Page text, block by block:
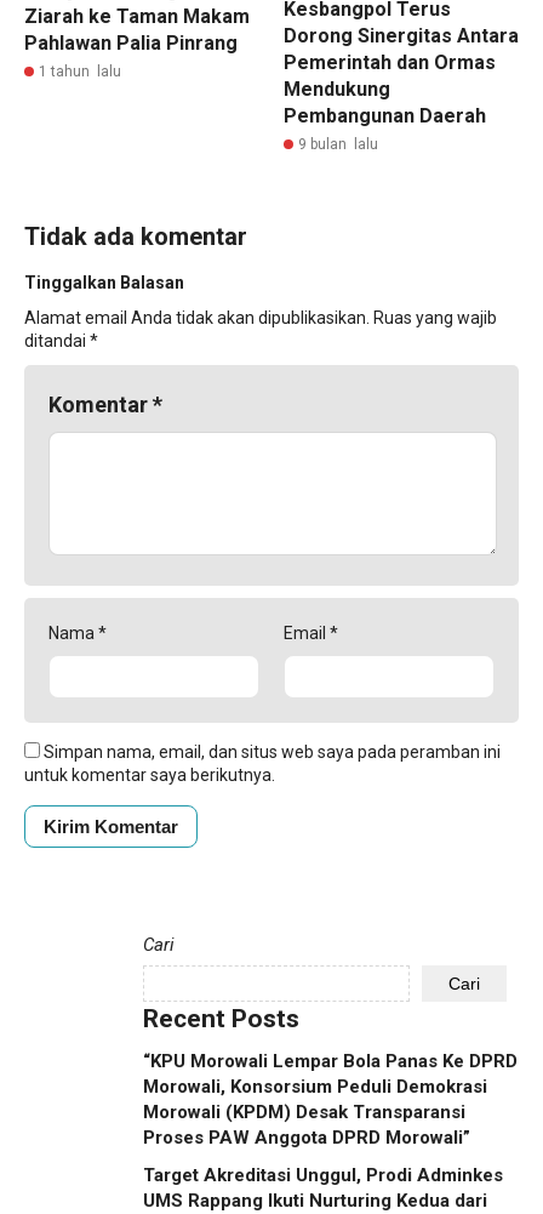
Ziarah ke Taman Makam
Pahlawan Palia Pinrang
1 tahun lalu
Kesbangpol Terus
Dorong Sinergitas Antara
Pemerintah dan Ormas
Mendukung
Pembangunan Daerah
9 bulan lalu
Tidak ada komentar
Tinggalkan Balasan
Alamat email Anda tidak akan dipublikasikan. Ruas yang wajib
ditandai *
Komentar*
Nama* Email *
Simpan nama, email, dan situs web saya pada peramban ini
untuk komentar saya berikutnya.
Cari
Cari
Recent Posts
“KPU Morowali Lempar Bola Panas Ke DPRD
Morowali, Konsorsium Peduli Demokrasi
Morowali (KPDM) Desak Transparansi
Proses PAW Anggota DPRD Morowali”
Target Akreditasi Unggul, Prodi Adminkes
UMS Rappang Ikuti Nurturing Kedua dari